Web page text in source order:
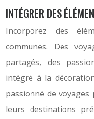
INTÉGRER DES
Incorporez des
communes. Des
partagés, des
intégré à la
passionné de
leurs destinations